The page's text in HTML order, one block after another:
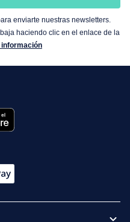
enviarte nuestras newsletters.
haciendo clic en el enlace de la
información